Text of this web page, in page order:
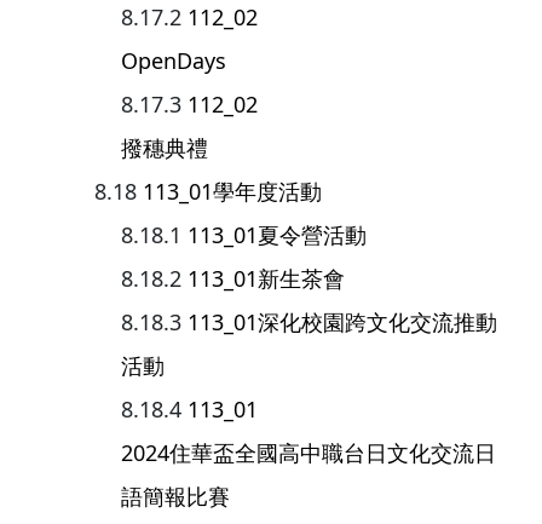
112_02
OpenDays
112_02
撥穗典禮
113_01學年度活動
113_01夏令營活動
113_01新生茶會
113_01深化校園跨文化交流推動
活動
113_01
2024住華盃全國高中職台日文化交流日
語簡報比賽